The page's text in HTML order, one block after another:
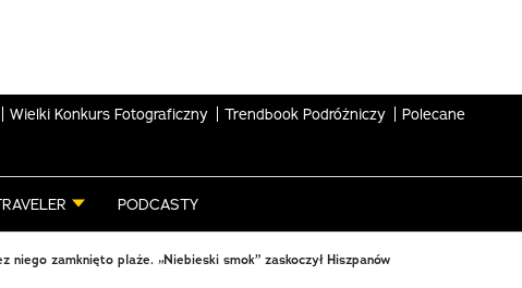
Wielki Konkurs Fotograficzny Trendbook Podróżniczy Polecane
PODCASTY
niego zamknięto plaże. „Niebieski smok” zaskoczył Hiszpanów